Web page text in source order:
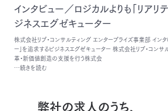
インタビュー／ロジカルよりも「リアリ
ジネスエグゼキューター
株式会社リブ・コンサルティング エンタープライズ事業部 インタ
ー」を追求するビジネスエグゼキューター 株式会社リブ・コン
革・新価値創造の支援を行う株式会
…続きを読む
弊社の求人のうち、